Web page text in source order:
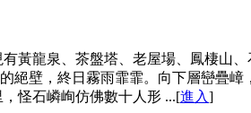
黃龍泉、茶盤塔、老屋場、鳳棲山
絕壁，終日霧雨霏霏。向下層巒疊
怪石嶙峋仿佛數十人形 ...[進入]